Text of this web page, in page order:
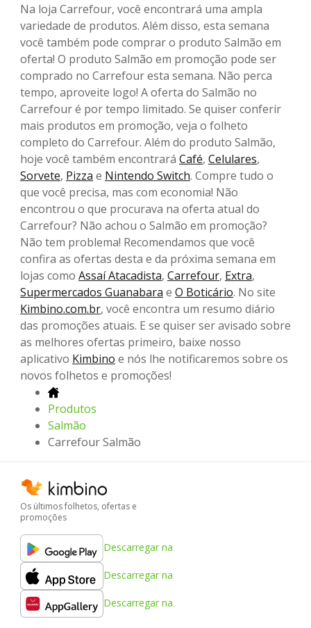
Na loja Carrefour, você encontrará uma ampla
variedade de produtos. Além disso, esta semana
você também pode comprar o produto Salmão em
oferta! O produto Salmão em promoção pode ser
comprado no Carrefour esta semana. Não perca
tempo, aproveite logo! A oferta do Salmão no
Carrefour é por tempo limitado. Se quiser conferir
mais produtos em promoção, veja o folheto
completo do Carrefour. Além do produto Salmão,
hoje você também encontrará Café, Celulares,
Sorvete, Pizza e Nintendo Switch. Compre tudo o
que você precisa, mas com economia! Não
encontrou o que procurava na oferta atual do
Carrefour? Não achou o Salmão em promoção?
Não tem problema! Recomendamos que você
confira as ofertas desta e da próxima semana em
lojas como Assaí Atacadista, Carrefour, Extra,
Supermercados Guanabara e O Boticário. No site
Kimbino.com.br, você encontra um resumo diário
das promoções atuais. E se quiser ser avisado sobre
as melhores ofertas primeiro, baixe nosso
aplicativo Kimbino e nós lhe notificaremos sobre os
novos folhetos e promoções!
Produtos
Salmão
Carrefour Salmão
Os últimos folhetos, ofertas e
promoções
Descarregar na
Descarregar na
Descarregar na